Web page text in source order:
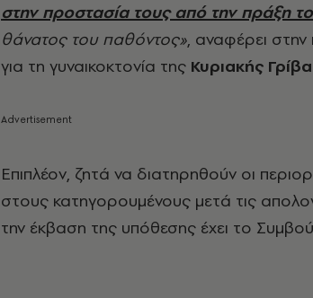
στην προστασία τους από την πράξη
θάνατος του παθόντος», αναφέρει
για τη γυναικοκτονία της Κυριακής Γρίβα
Επιπλέον, ζητά να διατηρηθούν οι
στους κατηγορουμένους μετά τις
την έκβαση της υπόθεσης έχει το